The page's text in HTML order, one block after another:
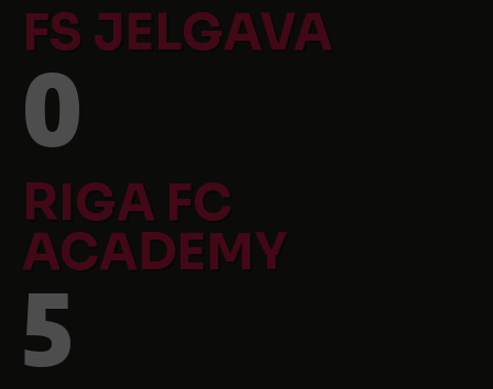
FS JELGAVA
0
RIGA FC
ACADEMY
5